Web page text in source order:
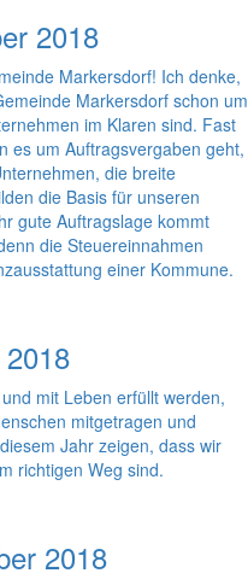
2018
Markersdorf! Ich denke,
Markersdorf schon um
im Klaren sind. Fast
es um Auftragsvergaben geht,
die breite
die Basis für unseren
gute Auftragslage kommt
die Steuereinnahmen
einer Kommune.
mit Leben erfüllt werden,
mitgetragen und
Jahr zeigen, dass wir
richtigen Weg sind.
2018